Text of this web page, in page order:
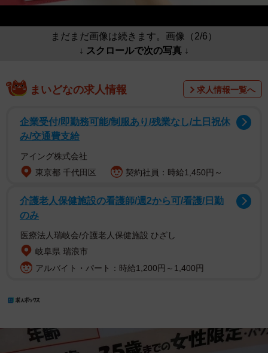
まだまだ画像は続きます。画像（2/6）
↓ スクロールで次の写真 ↓
まいどなの求人情報 求人情報一覧へ
企業受付/即勤務可能/制服あり/残業なし/土日祝休
み/交通費支給
アイング株式会社
東京都 千代田区
契約社員：時給1,450円～
介護老人保健施設の看護師/週2から可/看護/日勤
のみ
医療法人瑞岐会/介護老人保健施設 ひざし
岐阜県 瑞浪市
アルバイト・パート：時給1,200円～1,400円